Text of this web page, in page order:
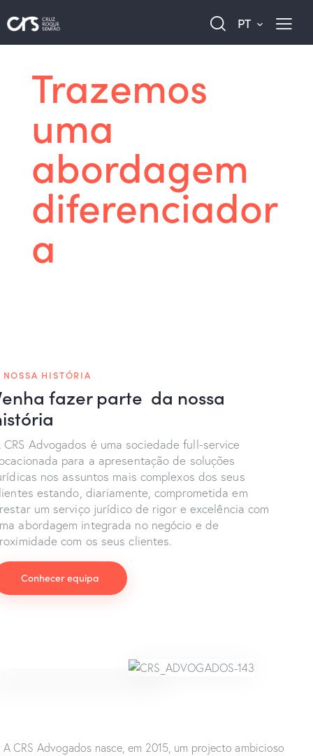
PT
Trazemos
uma
abordagem
diferenciador
a
NOSSA HISTÓRIA
fazer parte da nossa
CRS Advogados é uma sociedade full-service
para a apresentação de soluções
nos assuntos mais complexos dos seus
estando, diariamente, comprometida em
um serviço jurídico de rigor e excelência com
abordagem integrada no negócio e de
com os seus clientes.
Conhecer equipa
A CRS Advogados nasce, em 2015, um projecto ambicioso